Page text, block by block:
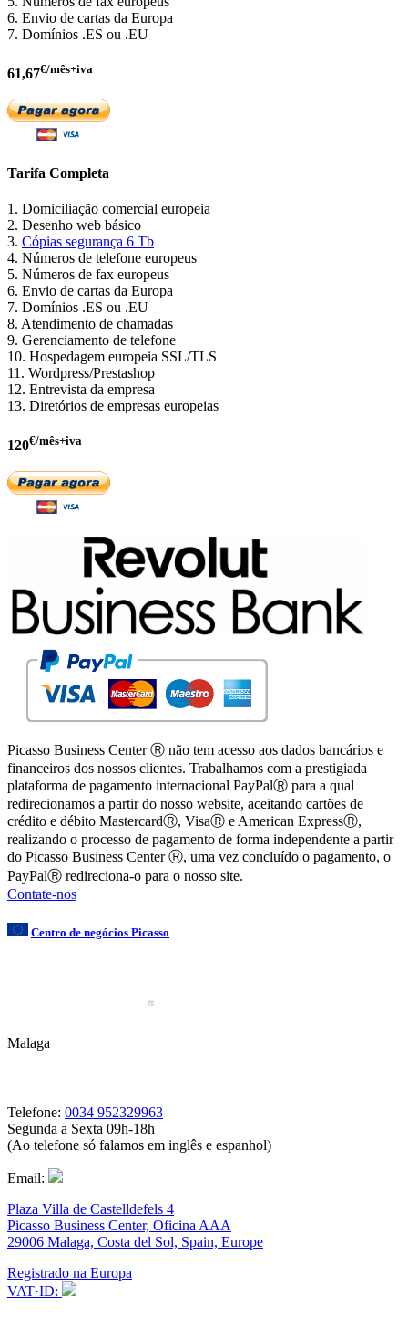
6. Envio de cartas da Europa
7. Domínios .ES ou .EU
61,67€/mês+iva
Tarifa Completa
1. Domiciliação comercial europeia
2. Desenho web básico
3. Cópias segurança 6 Tb
4. Números de telefone europeus
5. Números de fax europeus
6. Envio de cartas da Europa
7. Domínios .ES ou .EU
8. Atendimento de chamadas
9. Gerenciamento de telefone
10. Hospedagem europeia SSL/TLS
11. Wordpress/Prestashop
12. Entrevista da empresa
13. Diretórios de empresas europeias
120€/mês+iva
Picasso Business Center Ⓡ não tem acesso aos dados bancários e
financeiros dos nossos clientes. Trabalhamos com a prestigiada
plataforma de pagamento internacional PayPalⓇ para a qual
redirecionamos a partir do nosso website, aceitando cartões de
crédito e débito MastercardⓇ, VisaⓇ e American ExpressⓇ,
realizando o processo de pagamento de forma independente a partir
do Picasso Business Center Ⓡ, uma vez concluído o pagamento, o
PayPalⓇ redireciona-o para o nosso site.
Contate-nos
Centro de negócios Picasso
Malaga
Telefone: 0034 952329963
Segunda a Sexta 09h-18h
(Ao telefone só falamos em inglês e espanhol)
Email:
Plaza Villa de Castelldefels 4
Picasso Business Center, Oficina AAA
29006 Malaga, Costa del Sol, Spain, Europe
Registrado na Europa
VAT·ID: